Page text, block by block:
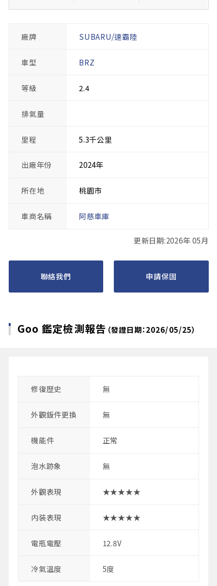
廠牌 SUBARU/速霸陸
車型 BRZ
等級 2.4
排氣量
里程 5.3千公里
出廠年份 2024年
所在地 桃園市
車商名稱 阿慈車庫
更新日期:2026年 05月
聯絡我們 申請保固
Goo 鑑定檢測報告 （發證日期：2026/05/25）
修復歴史 無
外觀鈑件更換 無
機能件 正常
泡水跡象 無
外觀表現 ★★★★★
内装表現 ★★★★★
電瓶電壓 12.8V
冷氣溫度 5度